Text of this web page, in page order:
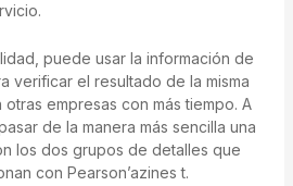
puede usar la información de
verificar el resultado de la misma
empresas con más tiempo. A
de la manera más sencilla una
los dos grupos de detalles que
con Pearson’azines t.